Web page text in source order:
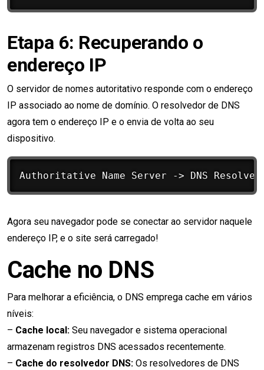
Etapa 6: Recuperando o
endereço IP
O servidor de nomes autoritativo responde com o endereço
IP associado ao nome de domínio. O resolvedor de DNS
agora tem o endereço IP e o envia de volta ao seu
dispositivo.
Agora seu navegador pode se conectar ao servidor naquele
endereço IP, e o site será carregado!
Cache no DNS
Para melhorar a eficiência, o DNS emprega cache em vários
níveis:
– Cache local: Seu navegador e sistema operacional
armazenam registros DNS acessados recentemente.
– Cache do resolvedor DNS: Os resolvedores de DNS